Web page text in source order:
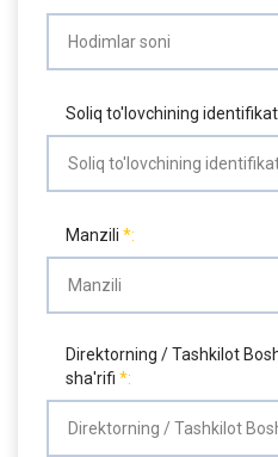
Soliq to'lovchining
Manzili
Direktorning / Tashkilot
sha'rifi